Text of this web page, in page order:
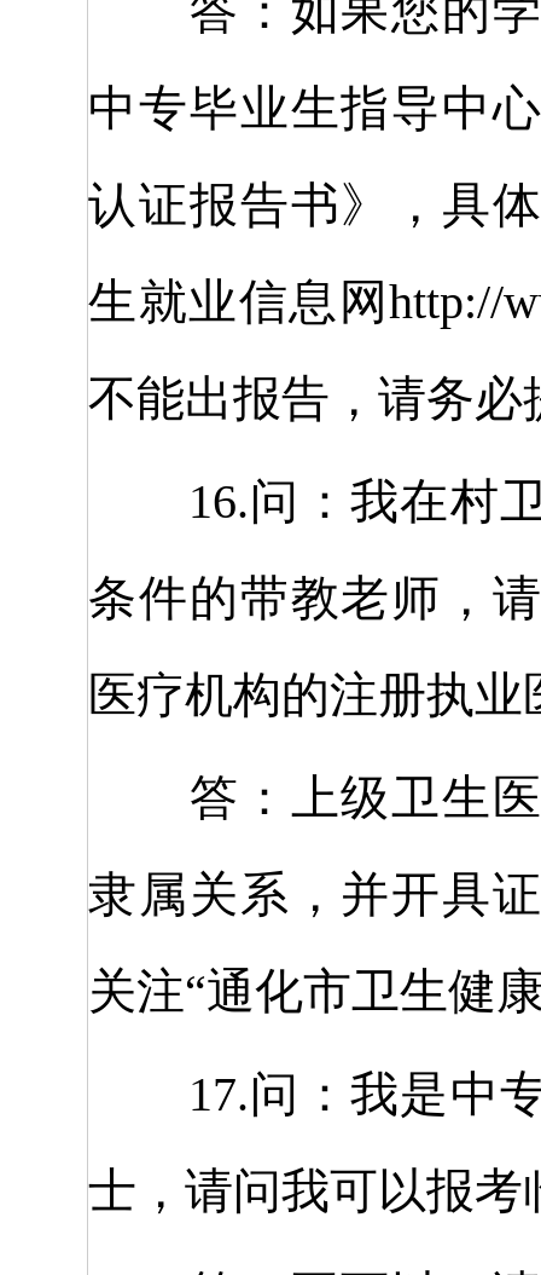
答：如果您的学
中专毕业生指导中
认证报告书》，具
生就业信息网http://
不能出报告，请务必
16.问：我在村卫
条件的带教老师，
医疗机构的注册执业
答：上级卫生医
隶属关系，并开具
关注“通化市卫生健
17.问：我是中专
士，请问我可以报考